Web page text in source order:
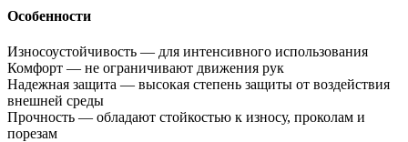
Особенности
Износоустойчивость — для интенсивного использования
Комфорт — не ограничивают движения рук
Надежная защита — высокая степень защиты от воздействия
внешней среды
Прочность — обладают стойкостью к износу, проколам и
порезам